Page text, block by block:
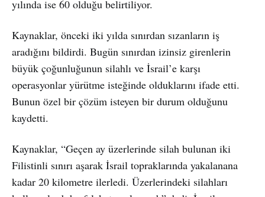
yılında ise 60 olduğu belirtiliyor.
Kaynaklar, önceki iki yılda sınırdan sızanların iş
aradığını bildirdi. Bugün sınırdan izinsiz girenlerin
büyük çoğunluğunun silahlı ve İsrail’e karşı
operasyonlar yürütme isteğinde olduklarını ifade etti.
Bunun özel bir çözüm isteyen bir durum olduğunu
kaydetti.
Kaynaklar, “Geçen ay üzerlerinde silah bulunan iki
Filistinli sınırı aşarak İsrail topraklarında yakalanana
kadar 20 kilometre ilerledi. Üzerlerindeki silahları